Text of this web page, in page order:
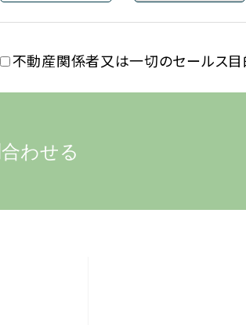
不動産関係者又は一切のセールス目
わせる